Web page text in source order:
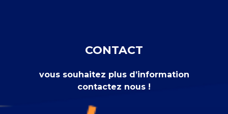
CONTACT
vous souhaitez plus d’information
contactez nous !